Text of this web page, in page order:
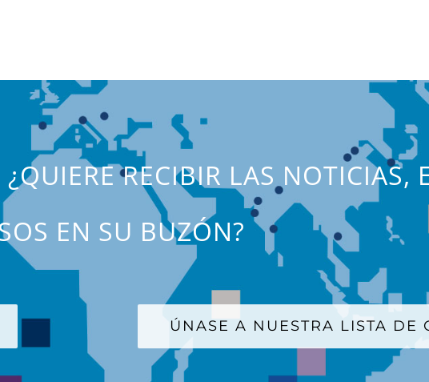
RECIBIR LAS NOTICIAS,
EN SU BUZÓN?
ÚNASE A NUESTRA LISTA DE